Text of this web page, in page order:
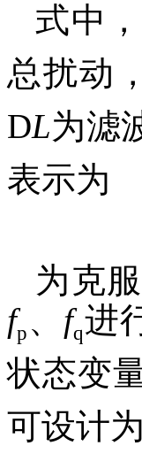
式中，
总扰动
DL为滤
表示为
为克
fp 、 fq进
状态变
可设计为